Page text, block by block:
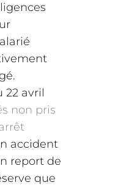
22 avril
non pris
accident
report de
que